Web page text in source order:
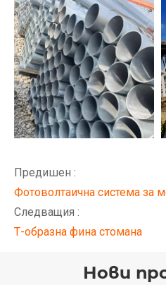
Предишен :
Фотоволтаична система за
Следващия :
Т-образна фина стомана
Нови